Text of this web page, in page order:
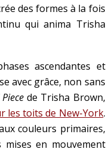
des formes à la fois
qui anima Trisha
ascendantes et
avec grâce, non sans
de Trisha Brown,
les toits de New-York.
couleurs primaires,
en mouvement